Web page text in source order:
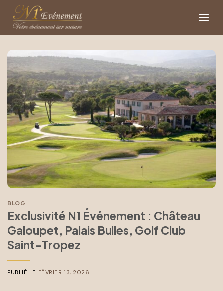
Passer
contenu
BLOG
Exclusivité N1 Événement : Château
Galoupet, Palais Bulles, Golf Club
Saint-Tropez
PUBLIÉ LE FÉVRIER 13, 2026